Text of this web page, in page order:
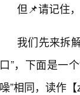
但📌请记住
我们先来拆
”，下面是一
”相同，读作